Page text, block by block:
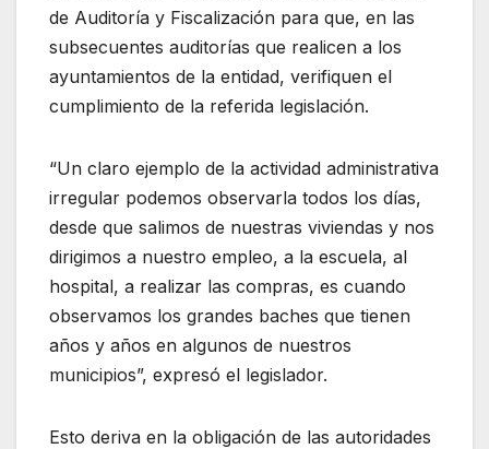
de Auditoría y Fiscalización para que, en las
subsecuentes auditorías que realicen a los
ayuntamientos de la entidad, verifiquen el
cumplimiento de la referida legislación.
“Un claro ejemplo de la actividad administrativa
irregular podemos observarla todos los días,
desde que salimos de nuestras viviendas y nos
dirigimos a nuestro empleo, a la escuela, al
hospital, a realizar las compras, es cuando
observamos los grandes baches que tienen
años y años en algunos de nuestros
municipios”, expresó el legislador.
Esto deriva en la obligación de las autoridades